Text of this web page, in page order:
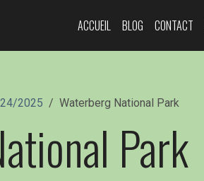
ACCUEIL BLOG CONTACT
2025 Waterberg National Park
Park